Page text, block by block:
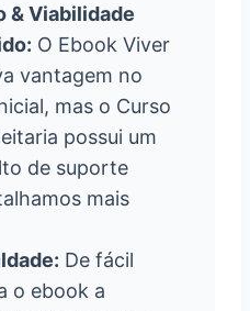
& Viabilidade
O Ebook Viver
vantagem no
mas o Curso
possui um
de suporte
mais
De fácil
o ebook a